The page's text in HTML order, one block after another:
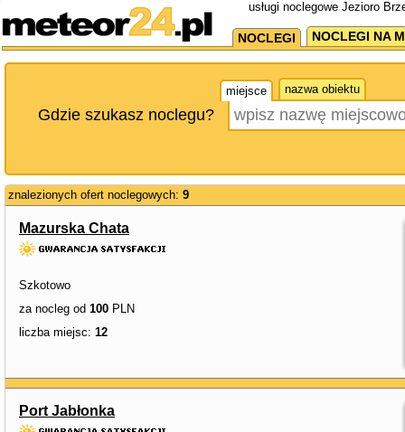
usługi noclegowe Jezioro
NOCLEGI NOCLEGI NA
miejsce nazwa obiektu
Gdzie szukasz noclegu?
znalezionych ofert noclegowych: 9
Mazurska Chata
Szkotowo
za nocleg od 100 PLN
liczba miejsc: 12
Port Jabłonka